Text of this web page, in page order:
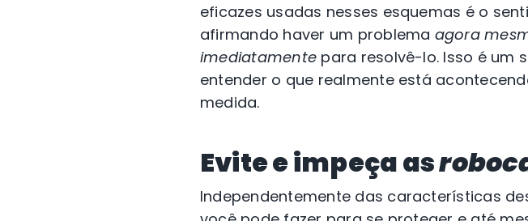
eficazes usadas nesses esquemas é o
afirmando haver um problema agora
imediatamente para resolvê-lo. Isso é um
entender o que realmente está
medida.
Evite e impeça as
Independentemente das características